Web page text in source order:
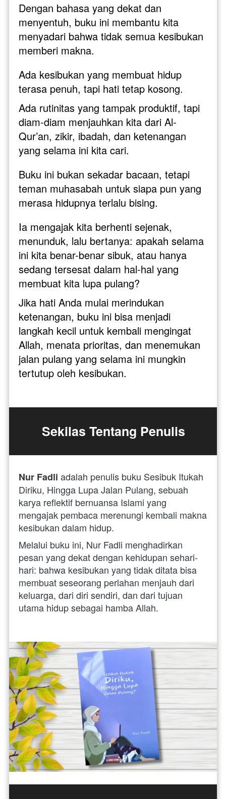
Dengan bahasa yang dekat dan
menyentuh, buku ini membantu kita
menyadari bahwa tidak semua kesibukan
memberi makna.
Ada kesibukan yang membuat hidup
terasa penuh, tapi hati tetap kosong.
Ada rutinitas yang tampak produktif, tapi
diam-diam menjauhkan kita dari Al-
Qur’an, zikir, ibadah, dan ketenangan
yang selama ini kita cari.
Buku ini bukan sekadar bacaan, tetapi
teman muhasabah untuk siapa pun yang
merasa hidupnya terlalu bising.
Ia mengajak kita berhenti sejenak,
menunduk, lalu bertanya: apakah selama
ini kita benar-benar sibuk, atau hanya
sedang tersesat dalam hal-hal yang
membuat kita lupa pulang?
Jika hati Anda mulai merindukan
ketenangan, buku ini bisa menjadi
langkah kecil untuk kembali mengingat
Allah, menata prioritas, dan menemukan
jalan pulang yang selama ini mungkin
tertutup oleh kesibukan.
Sekilas Tentang Penulis
Nur Fadli adalah penulis buku Sesibuk Itukah
Diriku, Hingga Lupa Jalan Pulang, sebuah
karya reflektif bernuansa Islami yang
mengajak pembaca merenungi kembali makna
kesibukan dalam hidup.
Melalui buku ini, Nur Fadli menghadirkan
pesan yang dekat dengan kehidupan sehari-
hari: bahwa kesibukan yang tidak ditata bisa
membuat seseorang perlahan menjauh dari
keluarga, dari diri sendiri, dan dari tujuan
utama hidup sebagai hamba Allah.